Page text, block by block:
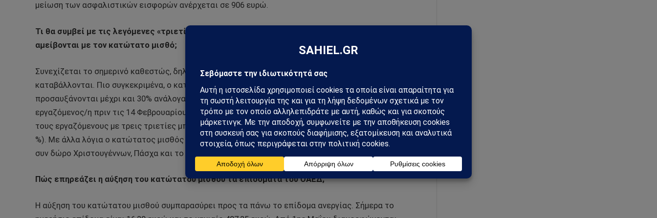
μείωση των ασφαλιστικών εισφορών ανέρχεται σε 906 ευρώ.
Τι θα συμβεί με τις λεγόμενες «τριετίες», δηλαδή την προϋπηρεσία των εργαζομένων που
αμείβονται με τον κατώτατο μισθό;
Συνεχίζεται το σημερινό καθεστώς, δηλαδή με άλλα λόγια οι «τριετίες» συνεχίζουν να
καταβάλλονται. Πιο συγκεκριμένα, ο κατώτατος μισθός και το κατώτατο ημερομίσθιο
προσαυξάνονται μέχρι και 30% ανάλογα με τα έτη προϋπηρεσίας που έχει συμπληρώσει ο/η
εργαζόμενος/η πριν τις 14 Φεβρουαρίου του 2012. Συνεπώς ο μηνιαίος μικτός κατώτατος μισθός για
τους εργαζόμενους με τρεις τριετίες μπορεί να είναι έως και 213 ευρώ υψηλότερος (713 ευρώ + 30
%). Με άλλα λόγια ο κατώτατος μισθός σε αυτήν την περίπτωση μπορεί να ανέρχεται στα 926 ευρώ
συν δώρο Χριστουγέννων, Πάσχα και το επίδομα αδείας.
Πώς επηρεάζει η αύξηση του κατώτατου μισθού τα επιδόματα του ΟΑΕΔ;
Η αύξηση του κατώτατου μισθού συμπαρασύρει προς τα πάνω το επίδομα ανεργίας. Σήμερα το